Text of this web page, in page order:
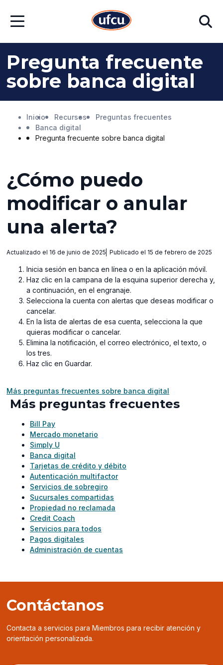
contenido
contenido
de
página
Abrir
Buscar
Pregunta frecuente
sobre banca digital
Inicio Recursos
Preguntas frecuentes
Banca digital
Pregunta frecuente sobre banca digital
¿Cómo puedo
modificar o anular
una alerta?
Actualizado el 16 de junio de 2025 Publicado el 15 de febrero de 2025
Inicia sesión en banca en línea o en la aplicación móvil.
Haz clic en la campana de la esquina superior derecha y,
a continuación, en el engranaje.
Selecciona la cuenta con alertas que deseas modificar o
cancelar.
En la lista de alertas de esa cuenta, selecciona la que
quieras modificar o cancelar.
Elimina la notificación, el correo electrónico, el texto, o
los tres.
Haz clic en Guardar.
Más preguntas frecuentes sobre banca digital
Más preguntas frecuentes
Bill Pay
Mercado monetario
Simply U
Banca digital
Tarjetas de crédito y débito
Autenticación multifactor
Servicios de sobregiro
Sucursales compartidas
Propiedad no reclamada
Credit Coach
Servicios para todos
Pagos digitales
Administración de cuentas
Contáctanos
Contacta a servicios para Miembros para recibir atención y
orientación personalizada.